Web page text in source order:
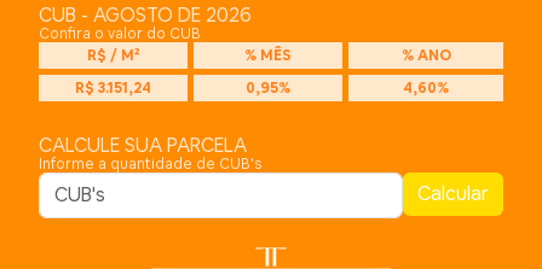
CUB - AGOSTO DE 2026
Confira o valor do CUB
R$ / M²
% MÊS
% ANO
R$ 3.151,24
0,95% 4,60%
CALCULE SUA PARCELA
Informe a quantidade de CUB's
Calcular